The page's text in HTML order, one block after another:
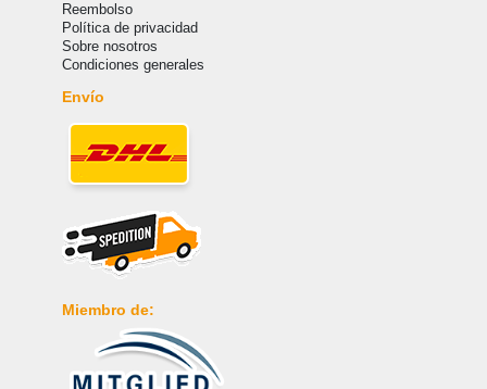
Reembolso
Política de privacidad
Sobre nosotros
Condiciones generales
Envío
Miembro de: